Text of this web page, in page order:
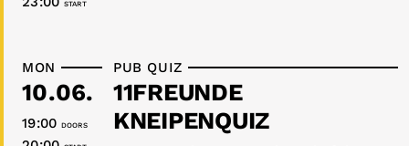
START
MON
10.06.
DOORS
19:00
PUB QUIZ
11FREUNDE
KNEIPENQUIZ